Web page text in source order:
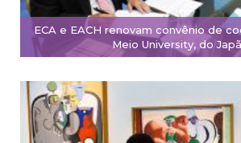
ECA e EACH renovam convênio de
Meio University, do